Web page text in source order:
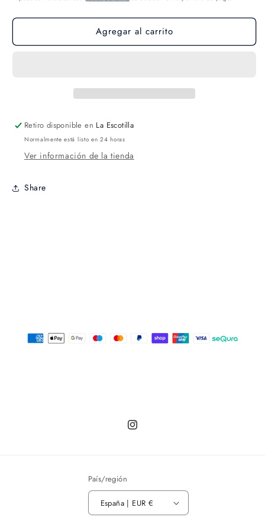
Agregar al carrito
Retiro disponible en La Escotilla
Normalmente está listo en 24 horas
Ver información de la tienda
Share
Instagram
País/región
España | EUR €